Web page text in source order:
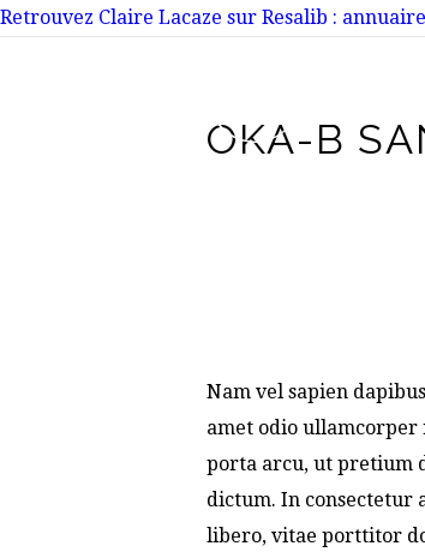
Retrouvez Claire Lacaze sur Resalib :
OKA-B
Nam vel sapien
amet odio ullamcorper
porta arcu, ut pretium
dictum. In consectetur
libero, vitae porttitor